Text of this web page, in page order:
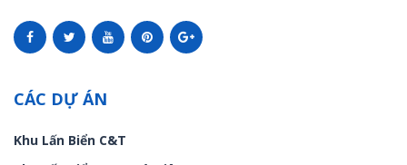
CÁC DỰ ÁN
Khu Lấn Biển C&T